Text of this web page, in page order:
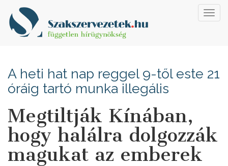
A heti hat nap reggel 9-től este 21
óráig tartó munka illegális
Megtiltják Kínában,
hogy halálra dolgozzák
magukat az emberek